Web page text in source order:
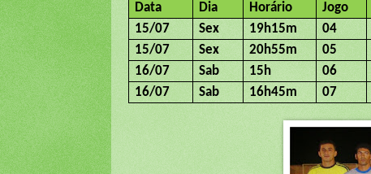
Data Dia Horário Jogo
15/07
Sex 19h15m 04
15/07
Sex 20h55m 05
16/07
Sab 15h 06
16/07
Sab 16h45m 07